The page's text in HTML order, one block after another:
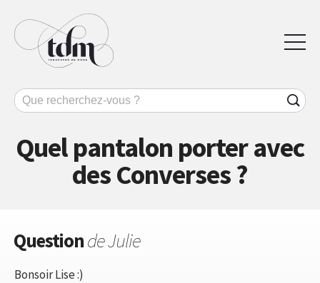
Quel pantalon porter avec
des Converses ?
Questionde Julie
Bonsoir Lise :)